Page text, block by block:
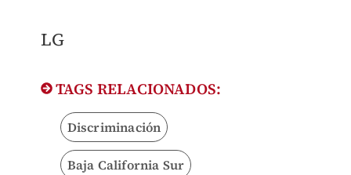
LG
TAGS RELACIONADOS:
Discriminación
Baja California Sur